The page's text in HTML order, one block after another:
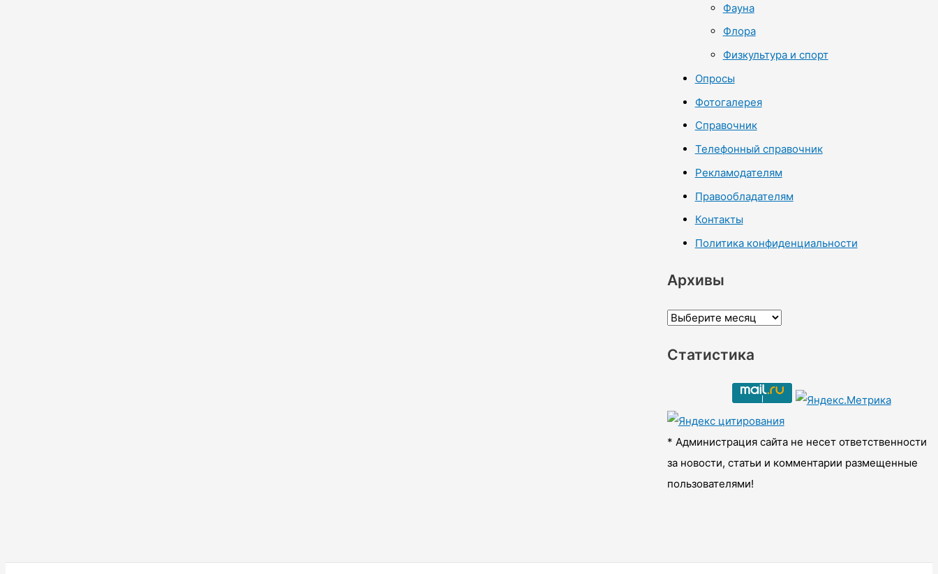
Фауна
Флора
Физкультура и спорт
Опросы
Фотогалерея
Справочник
Телефонный справочник
Рекламодателям
Правообладателям
Контакты
Политика конфиденциальности
Архивы
А
х
ы
Статистика
* Администрация сайта не несет ответственности
за новости, статьи и комментарии размещенные
пользователями!